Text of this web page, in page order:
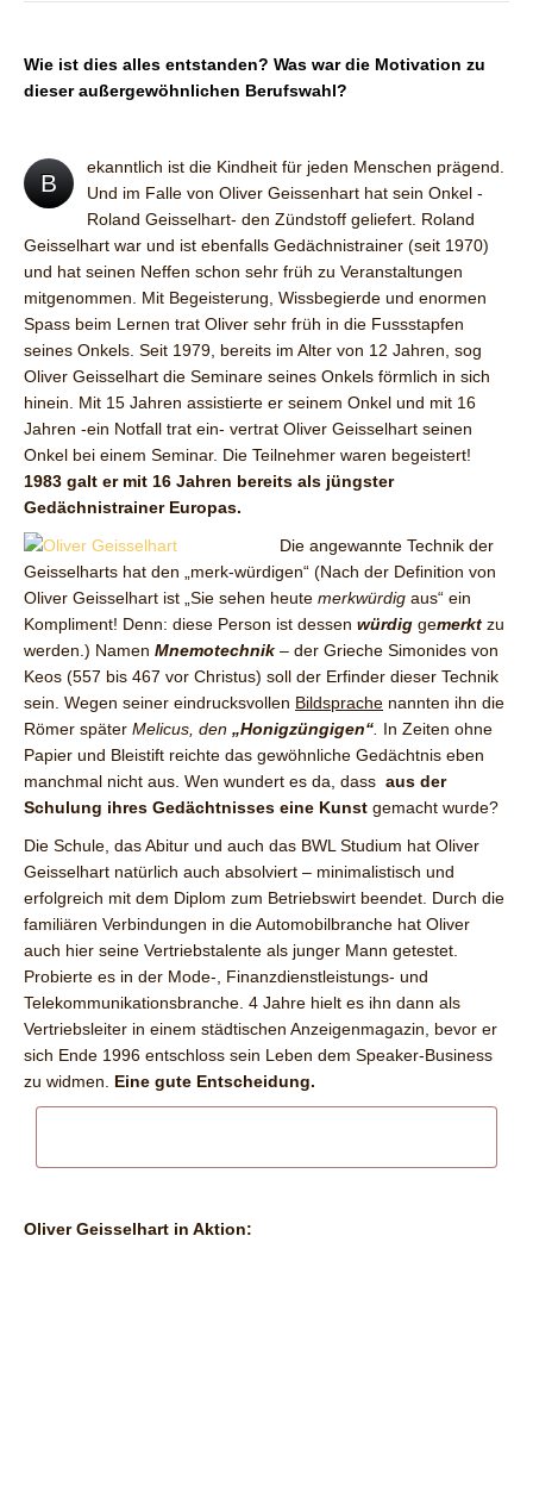
Wie ist dies alles entstanden? Was war die Motivation zu
dieser außergewöhnlichen Berufswahl?
B
ekanntlich ist die Kindheit für jeden Menschen prägend.
Und im Falle von Oliver Geissenhart hat sein Onkel -
Roland Geisselhart- den Zündstoff geliefert. Roland
Geisselhart war und ist ebenfalls Gedächnistrainer (seit 1970)
und hat seinen Neffen schon sehr früh zu Veranstaltungen
mitgenommen. Mit Begeisterung, Wissbegierde und enormen
Spass beim Lernen trat Oliver sehr früh in die Fussstapfen
seines Onkels. Seit 1979, bereits im Alter von 12 Jahren, sog
Oliver Geisselhart die Seminare seines Onkels förmlich in sich
hinein. Mit 15 Jahren assistierte er seinem Onkel und mit 16
Jahren -ein Notfall trat ein- vertrat Oliver Geisselhart seinen
Onkel bei einem Seminar. Die Teilnehmer waren begeistert!
1983 galt er mit 16 Jahren bereits als jüngster
Gedächnistrainer Europas.
Die angewannte Technik der
Geisselharts hat den „merk-würdigen“ (Nach der Definition von
Oliver Geisselhart ist „Sie sehen heute merkwürdig aus“ ein
Kompliment! Denn: diese Person ist dessen würdig gemerkt zu
werden.) Namen Mnemotechnik – der Grieche Simonides von
Keos (557 bis 467 vor Christus) soll der Erfinder dieser Technik
sein. Wegen seiner eindrucksvollen Bildsprache nannten ihn die
Römer später Melicus, den „Honigzüngigen“. In Zeiten ohne
Papier und Bleistift reichte das gewöhnliche Gedächtnis eben
manchmal nicht aus. Wen wundert es da, dass aus der
Schulung ihres Gedächtnisses eine Kunst gemacht wurde?
Die Schule, das Abitur und auch das BWL Studium hat Oliver
Geisselhart natürlich auch absolviert – minimalistisch und
erfolgreich mit dem Diplom zum Betriebswirt beendet. Durch die
familiären Verbindungen in die Automobilbranche hat Oliver
auch hier seine Vertriebstalente als junger Mann getestet.
Probierte es in der Mode-, Finanzdienstleistungs- und
Telekommunikationsbranche. 4 Jahre hielt es ihn dann als
Vertriebsleiter in einem städtischen Anzeigenmagazin, bevor er
sich Ende 1996 entschloss sein Leben dem Speaker-Business
zu widmen. Eine gute Entscheidung.
Oliver Geisselhart in Aktion: